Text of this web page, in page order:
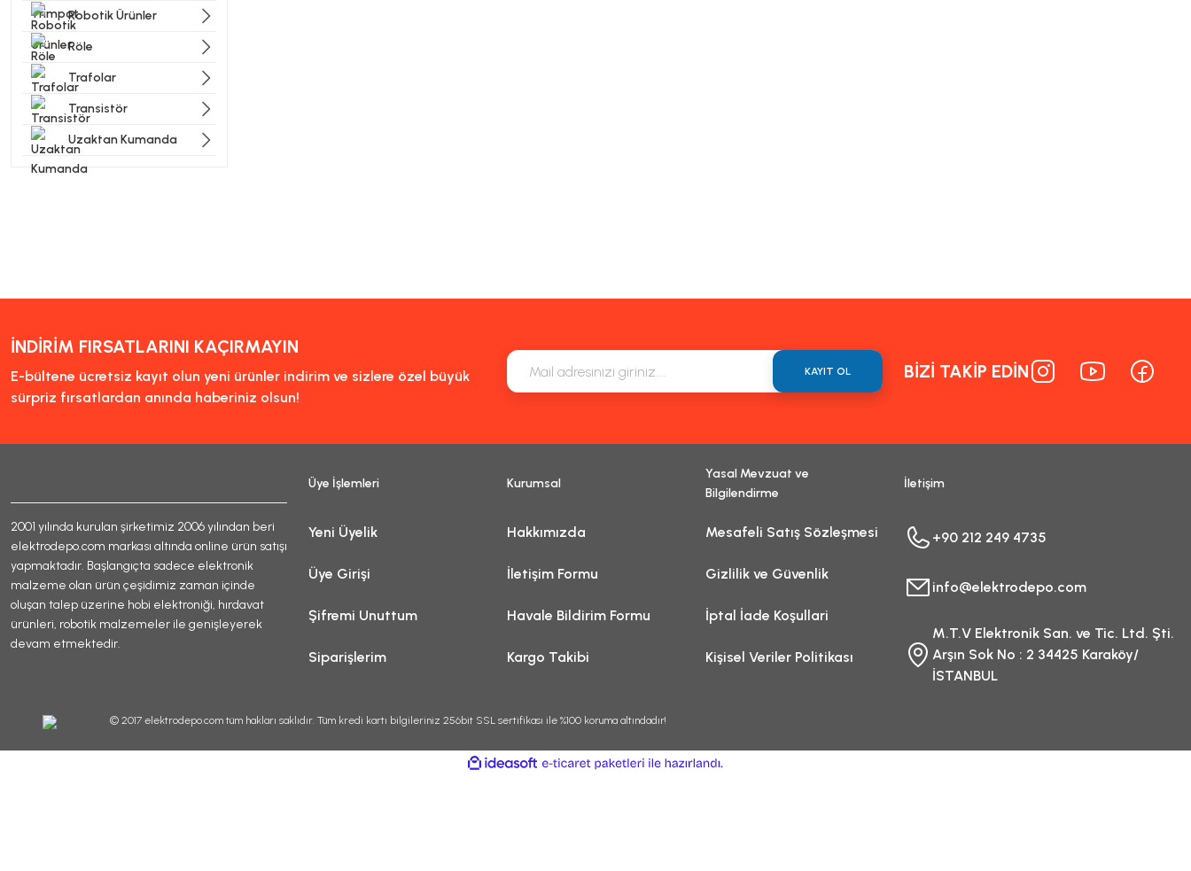
Robotik Ürünler
Röle
Trafolar
Transistör
Uzaktan Kumanda
İNDİRİM FIRSATLARINI KAÇIRMAYIN
E-bültene ücretsiz kayıt olun yeni ürünler indirim ve sizlere özel büyük
sürpriz fırsatlardan anında haberiniz olsun!
KAYIT OL BİZİ TAKİP EDİN
2001 yılında kurulan şirketimiz 2006 yılından beri
elektrodepo.com markası altında online ürün satışı
yapmaktadır. Başlangıçta sadece elektronik
malzeme olan ürün çeşidimiz zaman içinde
oluşan talep üzerine hobi elektroniği, hırdavat
ürünleri, robotik malzemeler ile genişleyerek
devam etmektedir.
Üye İşlemleri
Yeni Üyelik
Üye Girişi
Şifremi Unuttum
Siparişlerim
Kurumsal
Hakkımızda
İletişim Formu
Havale Bildirim Formu
Kargo Takibi
Yasal Mevzuat ve
Bilgilendirme
Mesafeli Satış Sözleşmesi
Gizlilik ve Güvenlik
İptal İade Koşullari
Kişisel Veriler Politikası
İletişim
+90 212 249 4735
info@elektrodepo.com
M.T.V Elektronik San. ve Tic. Ltd. Şti.
Arşın Sok No : 2 34425 Karaköy/
İSTANBUL
© 2017 elektrodepo.com tüm hakları saklıdır. Tüm kredi kartı bilgileriniz 256bit SSL sertifikası ile %100 koruma altındadır!
ideasoft
e-